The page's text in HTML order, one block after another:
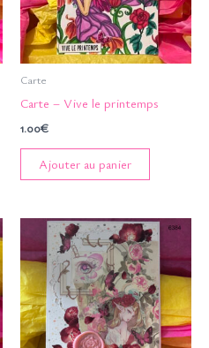
Carte
Carte – Vive le printemps
1.00€
Ajouter au panier